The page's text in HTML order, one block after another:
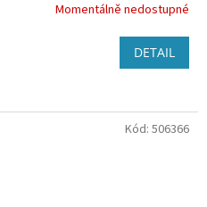
Momentálně nedostupné
DETAIL
Kód: 506366